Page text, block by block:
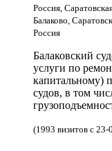
Россия,
Балаково,
Россия
Балаковский
услуги по
капитальному)
судов, в том
(1993 визитов с